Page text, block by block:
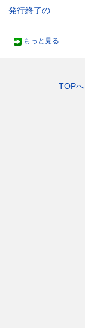
発行終了の...
もっと見る
TOPへ